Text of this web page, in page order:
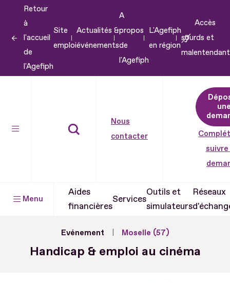
contenu
Retour
à
l'accueil
de
l'Agefiph
Site
emploi
Actualités &
événements
A
propos
de
l'Agefiph
L'Agefiph
en région
Accès
sourds et
Nous
contacter
suivre
Menu
Aides
financières
Services
Outils et
simulateurs
Réseaux
Evénement Moselle (57)
Handicap & emploi au cinéma